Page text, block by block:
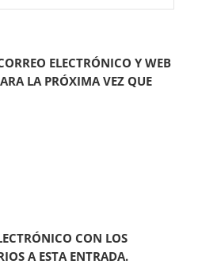
ELECTRÓNICO Y WEB
LA PRÓXIMA VEZ QUE
CON LOS
A ESTA ENTRADA.